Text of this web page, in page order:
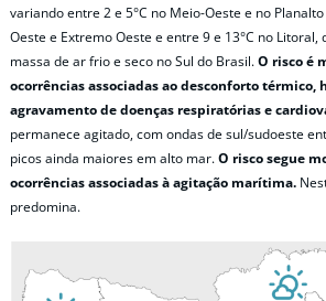
variando entre 2 e 5°C no Meio-Oeste e no
Oeste e Extremo Oeste e entre 9 e 13°C no Litoral,
massa de ar frio e seco no Sul do Brasil.O risco é
ocorrências associadas ao desconforto térmico,
agravamento de doenças respiratórias e
permanece agitado, com ondas de sul/sudoeste
picos ainda maiores em alto mar.O risco segue
ocorrências associadas à agitação marítima.
predomina.